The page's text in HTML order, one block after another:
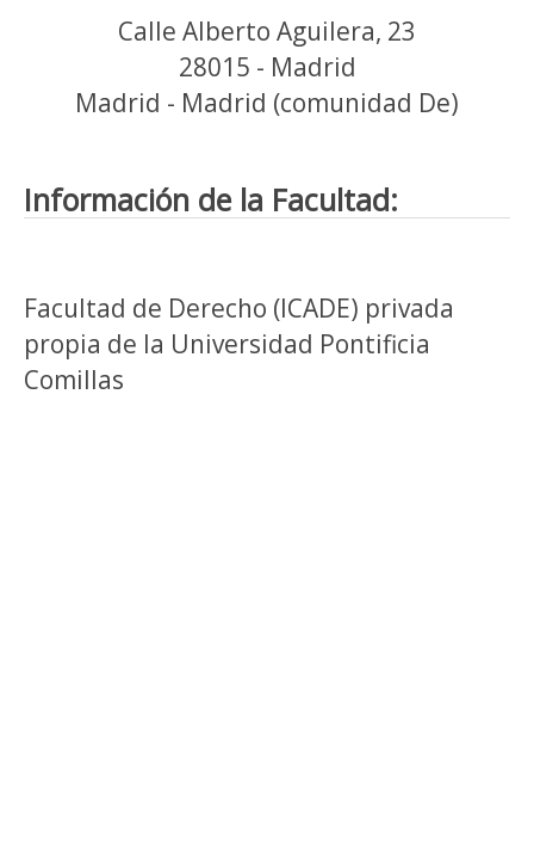
Calle Alberto Aguilera, 23
28015 - Madrid
Madrid - Madrid (comunidad De)
Información de la Facultad:
Facultad de Derecho (ICADE) privada
propia de la Universidad Pontificia
Comillas